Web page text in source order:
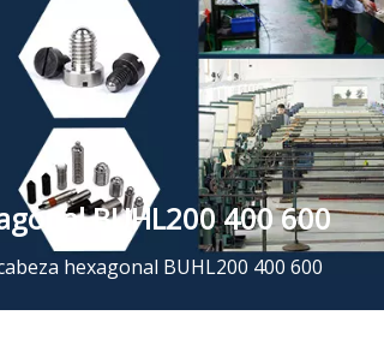
BUHL200 400 600
hexagonal BUHL200 400 600